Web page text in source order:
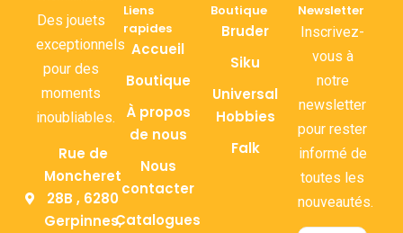
Des jouets
exceptionnels
pour des
moments
inoubliables.
Rue de
Moncheret
28B , 6280
Gerpinnes,
Liens
rapides
Accueil
Boutique
À propos
de nous
Nous
contacter
Catalogues
Boutique
Bruder
Siku
Universal
Hobbies
Falk
Newsletter
Inscrivez-
vous à
notre
newsletter
pour rester
informé de
toutes les
nouveautés.